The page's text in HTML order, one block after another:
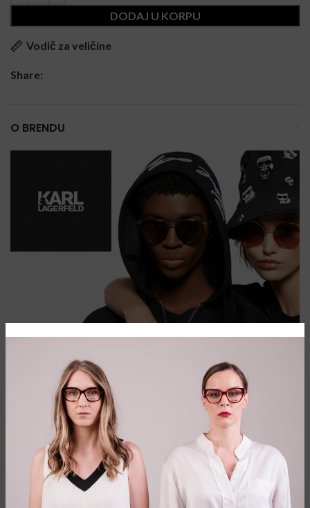
DODAJ U KORPU
Vodič za veličine
Share:
O BRENDU
SAVREMENI EVROPSKI STIL ZA NAJBOLJU
Brend Karl Lagerfeld obraća se modno osvešćenoj publici
koja traži visokokvalitetne proizvode sa kolekcijom koja
prevazilazi jednostavno, sa stilovima koji se kreću od klasike
pa do urbanog glamura.